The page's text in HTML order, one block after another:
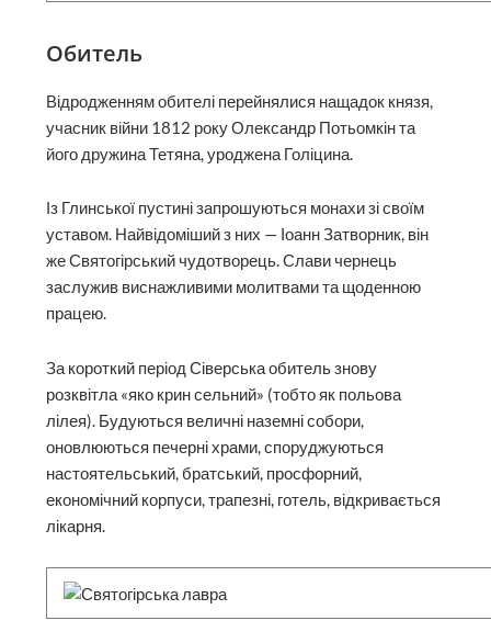
Обитель
Відродженням обителі перейнялися нащадок князя,
учасник війни 1812 року Олександр Потьомкін та
його дружина Тетяна, уроджена Голіцина.
Із Глинської пустині запрошуються монахи зі своїм
уставом. Найвідоміший з них — Іоанн Затворник, він
же Святогірський чудотворець. Слави чернець
заслужив виснажливими молитвами та щоденною
працею.
За короткий період Сіверська обитель знову
розквітла «яко крин сельний» (тобто як польова
лілея). Будуються величні наземні собори,
оновлюються печерні храми, споруджуються
настоятельський, братський, просфорний,
економічний корпуси, трапезні, готель, відкривається
лікарня.